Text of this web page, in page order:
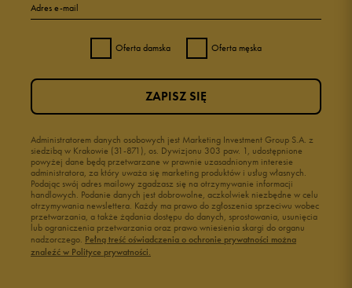
Adres e-mail
Oferta damska Oferta męska
Administratorem danych osobowych jest Marketing Investment Group S.A. z
siedzibą w Krakowie (31-871), os. Dywizjonu 303 paw. 1, udostępnione
powyżej dane będą przetwarzane w prawnie uzasadnionym interesie
administratora, za który uważa się marketing produktów i usług własnych.
Podając swój adres mailowy zgadzasz się na otrzymywanie informacji
handlowych. Podanie danych jest dobrowolne, aczkolwiek niezbędne w celu
otrzymywania newslettera. Każdy ma prawo do zgłoszenia sprzeciwu wobec
przetwarzania, a także żądania dostępu do danych, sprostowania, usunięcia
lub ograniczenia przetwarzania oraz prawo wniesienia skargi do organu
nadzorczego. Pełną treść oświadczenia o ochronie prywatności można
znaleźć w Polityce prywatności.
ZAPISZ SIĘ